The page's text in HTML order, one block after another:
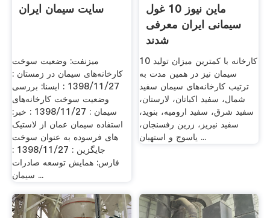
سایت سیمان ایران
میزنفت: وضعیت سوخت
کارخانه‌های سیمان در زمستان :
1398/11/27 : ایسنا: بررسی
وضعیت سوخت کارخانه‌های
سیمان : 1398/11/27 : خبر:
استفاده سیمان عمان از لاستیک
های فرسوده به عنوان سوخت
جایگزین : 1398/11/27 :
فارس: همایش توسعه صادرات
سیمان ...
ماین نیوز 10 غول
سیمانی ایران معرفی
شدند
10 کارخانه با کمترین میزان تولید
سیمان نیز در همین مدت به
ترتیب کارخانه‌های سیمان سفید
شمال، سفید اکباتان، لارستان،
سفید شرق، سفید ارومیه، بنوید،
سفید نیریز، زرین رفسنجان،
یاسوج و استهبان ...